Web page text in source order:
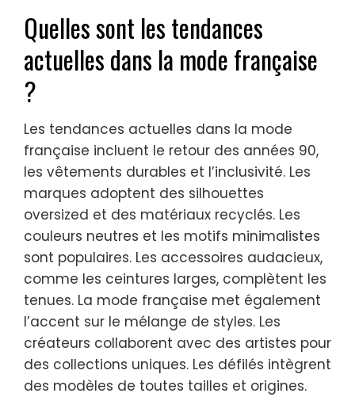
Quelles sont les tendances
actuelles dans la mode française
?
Les tendances actuelles dans la mode
française incluent le retour des années 90,
les vêtements durables et l’inclusivité. Les
marques adoptent des silhouettes
oversized et des matériaux recyclés. Les
couleurs neutres et les motifs minimalistes
sont populaires. Les accessoires audacieux,
comme les ceintures larges, complètent les
tenues. La mode française met également
l’accent sur le mélange de styles. Les
créateurs collaborent avec des artistes pour
des collections uniques. Les défilés intègrent
des modèles de toutes tailles et origines.